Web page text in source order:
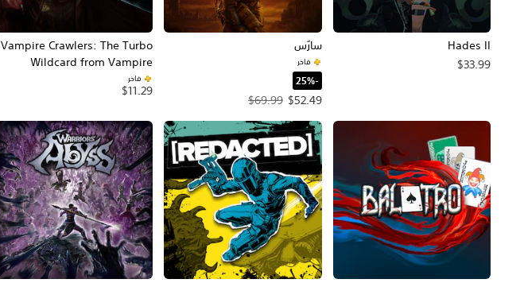
Hades II
$33.99
سارُس
فاخر
‏-25%‏
$52.49
سعر العرض $52.49‏. السعر الأصلي، $69.99‏.$69.99
Vampire Crawlers: The Turbo
Wildcard from Vampire
Survivors
فاخر
$11.29